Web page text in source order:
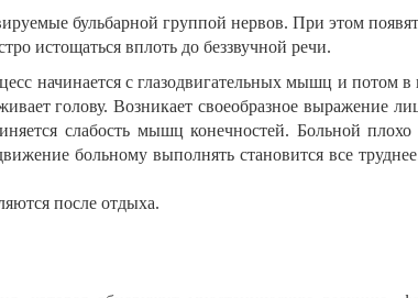
бульбарной группой нервов. При этом
истощаться вплоть до беззвучной речи.
начинается с глазодвигательных мышц и
голову. Возникает своеобразное выражение
слабость мышц конечностей. Больной
больному выполнять становится все
после отдыха.